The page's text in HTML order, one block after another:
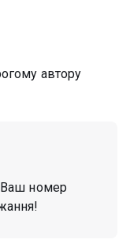
автору
Ваш номер